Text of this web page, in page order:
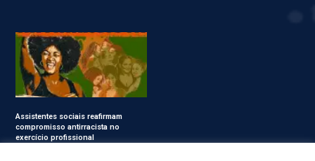
Assistentes sociais reafirmam
compromisso antirracista no
exercício profissional